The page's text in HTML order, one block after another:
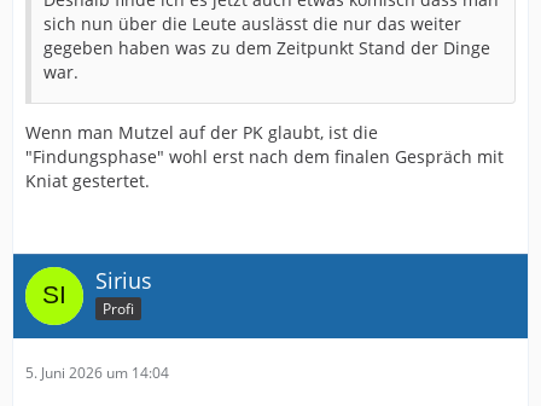
sich nun über die Leute auslässt die nur das weiter
gegeben haben was zu dem Zeitpunkt Stand der Dinge
war.
Wenn man Mutzel auf der PK glaubt, ist die
"Findungsphase" wohl erst nach dem finalen Gespräch mit
Kniat gestertet.
Sirius
Profi
5. Juni 2026 um 14:04